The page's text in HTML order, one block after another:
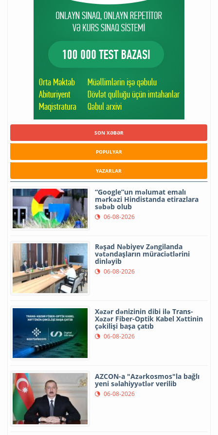
SON XƏBƏR
POPULYAR
YAZARLAR
“Google”un məlumat emalı
mərkəzi Hindistanda etirazlara
səbəb olub
06-08-2026
Rəşad Nəbiyev Zəngilanda
vətəndaşların müraciətlərini
dinləyib
06-08-2026
Xəzər dənizinin dibi ilə Trans-
Xəzər Fiber-Optik Kabel Xəttinin
çəkilişi başa çatıb
06-08-2026
AZCON-a "Azərkosmos"la bağlı
yeni səlahiyyətlər verilib
06-08-2026